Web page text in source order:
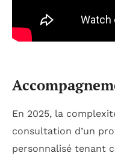
En 2025, la
consultation d’un
personnalisé tenant